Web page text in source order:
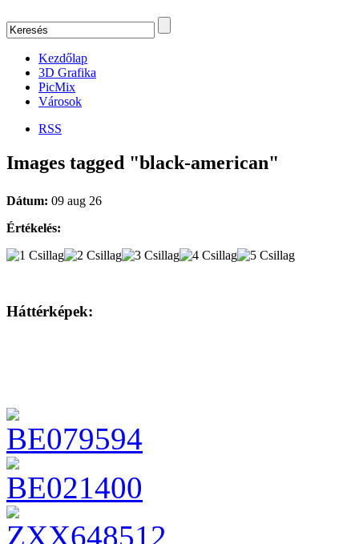
Kezdőlap
3D Grafika
PicMix
Városok
RSS
Images tagged "black-american"
Dátum: 09 aug 26
Értékelés:
Háttérképek: